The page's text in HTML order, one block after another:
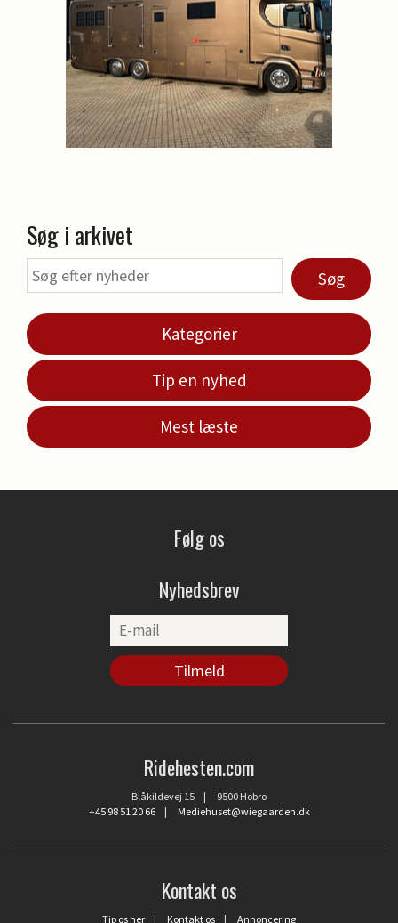
Søg i arkivet
Søg
Kategorier
Tip en nyhed
Mest læste
Følg os
Nyhedsbrev
Ridehesten.com
Blåkildevej 15 | 9500 Hobro
+45 98 51 20 66| Mediehuset@wiegaarden.dk
Kontakt os
Tip os her | Kontakt os | Annoncering